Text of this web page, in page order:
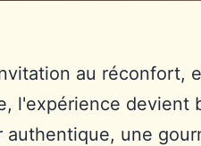
au réconfort,
l'expérience devient
une